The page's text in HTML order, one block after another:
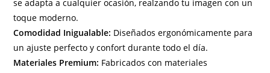
se adapta a cualquier ocasión, realzando tu imagen con un
toque moderno.
Comodidad Inigualable: Diseñados ergonómicamente para
un ajuste perfecto y confort durante todo el día.
Materiales Premium: Fabricados con materiales